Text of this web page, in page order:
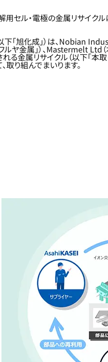
セル・電極の金属リサイク
旭化成」）は、Nobian
ヤ金属」）、Mastermelt
る金属リサイクル（以下「
り組んでまいります。